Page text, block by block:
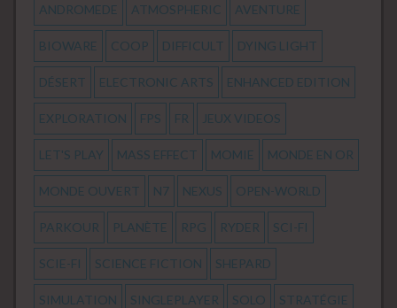
ANDROMEDE ATMOSPHERIC AVENTURE
BIOWARE COOP DIFFICULT DYING LIGHT
DÉSERT ELECTRONIC ARTS ENHANCED EDITION
EXPLORATION FPS FR JEUX VIDEOS
LET'S PLAY MASS EFFECT MOMIE MONDE EN OR
MONDE OUVERT N7 NEXUS OPEN-WORLD
PARKOUR PLANÈTE RPG RYDER SCI-FI
SCIE-FI SCIENCE FICTION SHEPARD
SIMULATION SINGLEPLAYER SOLO STRATÉGIE